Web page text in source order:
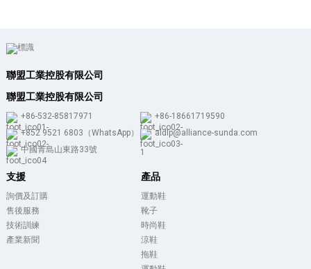
聯盟工業控股有限公司
聯盟工業控股有限公司
+86-532-85817971
+86-18661719590
+852 9521 6803（WhatsApp）
aldlp@alliance-sunda.com
中國青島山東路33號
支援
詢價及訂購
售後服務
技術訓練
產業新聞
產品
運動鞋
靴子
時尚鞋
涼鞋
拖鞋